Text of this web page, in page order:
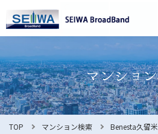
オーナー様へ
入居者様へ
お知らせ
TOP マンション検索 Benesta久留